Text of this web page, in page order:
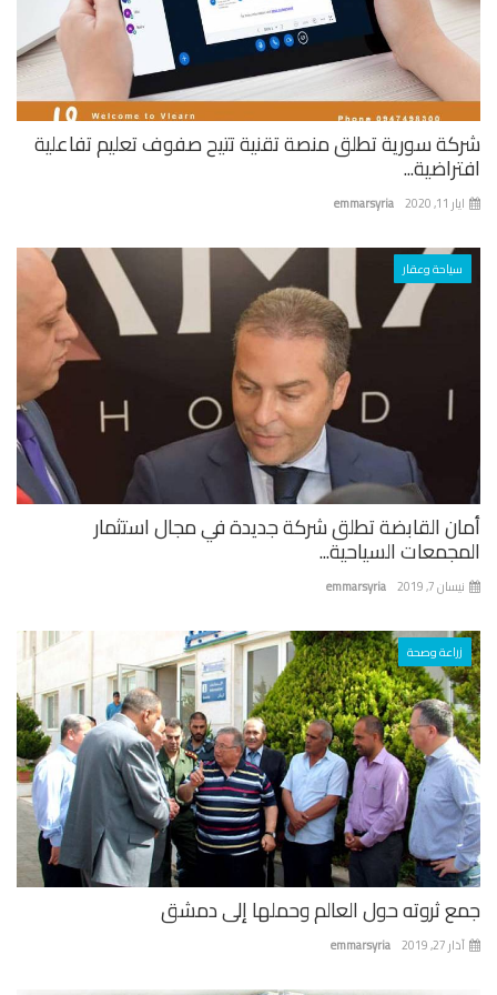
سورية تطلق منصة تقنية تتيح صفوف تعليم تفاعلية
emmarsyria
سياحة وعقار
القابضة تطلق شركة جديدة في مجال استثمار
السياحية...
emmarsyria 7, 2019
زراعة وصحة
ثروته حول العالم وحملها إلى دمشق
emmarsyria 27, 2019